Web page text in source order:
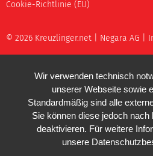
Cookie-Richtlinie (EU)
© 2026 Kreuzlinger.net | Negara AG
Wir verwenden technisch
unserer Webseite sowie
Standardmäßig sind alle
Sie können diese jedoch nach
deaktivieren. Für weitere
unsere